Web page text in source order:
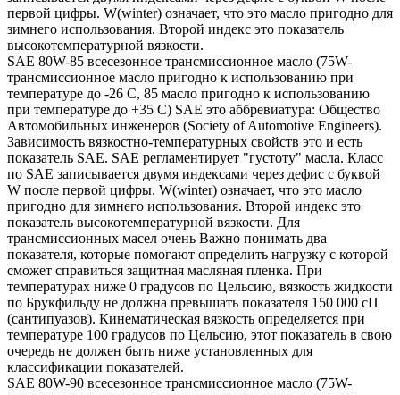
первой цифры. W(winter) означает, что это масло пригодно для
зимнего использования. Второй индекс это показатель
высокотемпературной вязкости.
SAE 80W-85 всесезонное трансмиссионное масло (75W-
трансмиссионное масло пригодно к использованию при
температуре до -26 С, 85 масло пригодно к использованию
при температуре до +35 С) SAE это аббревиатура: Общество
Автомобильных инженеров (Society of Automotive Engineers).
Зависимость вязкостно-температурных свойств это и есть
показатель SAE. SAE регламентирует "густоту" масла. Класс
по SAE записывается двумя индексами через дефис с буквой
W после первой цифры. W(winter) означает, что это масло
пригодно для зимнего использования. Второй индекс это
показатель высокотемпературной вязкости. Для
трансмиссионных масел очень Важно понимать два
показателя, которые помогают определить нагрузку с которой
сможет справиться защитная масляная пленка. При
температурах ниже 0 градусов по Цельсию, вязкость жидкости
по Брукфильду не должна превышать показателя 150 000 сП
(сантипуазов). Кинематическая вязкость определяется при
температуре 100 градусов по Цельсию, этот показатель в свою
очередь не должен быть ниже установленных для
классификации показателей.
SAE 80W-90 всесезонное трансмиссионное масло (75W-